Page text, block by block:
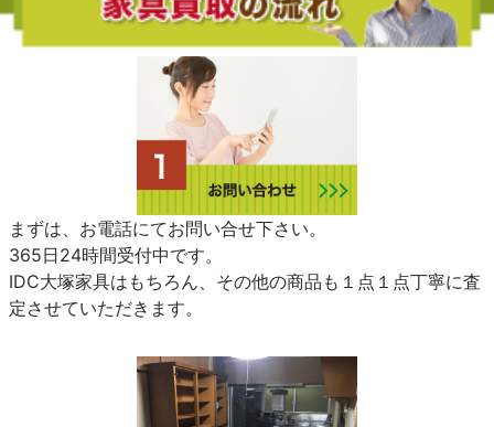
まずは、お電話にてお問い合せ下さい。
365日24時間受付中です。
IDC大塚家具はもちろん、その他の商品も１点１点丁寧に査
定させていただきます。